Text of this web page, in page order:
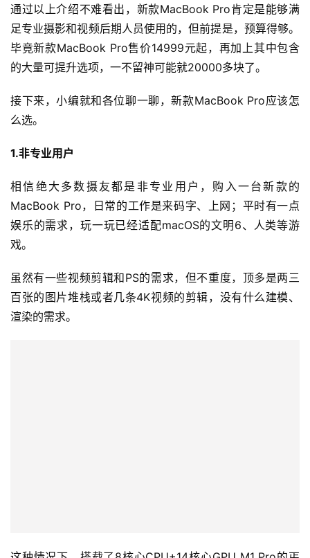
通过以上介绍不难看出，新款MacBook Pro肯定是能够满
足专业摄影和视频后期人员使用的，但前提是，预算得够。
毕竟新款MacBook Pro售价14999元起，再加上其中包含
的大量可提升选项，一不留神可能就20000多块了。
接下来，小编就和各位聊一聊，新款MacBook Pro应该怎
么选。
1.非专业用户
相信绝大多数摄友都是非专业用户，购入一台新款的
MacBook Pro，日常的工作是来码字、上网；平时有一点
娱乐的需求，玩一玩已经适配macOS的文明6、人类等游
戏。
虽然有一些视频剪辑和PS的需求，但不重度，顶多是两三
百张的图片堆栈或者几条4K视频的剪辑，没有什么建模、
渲染的需求。